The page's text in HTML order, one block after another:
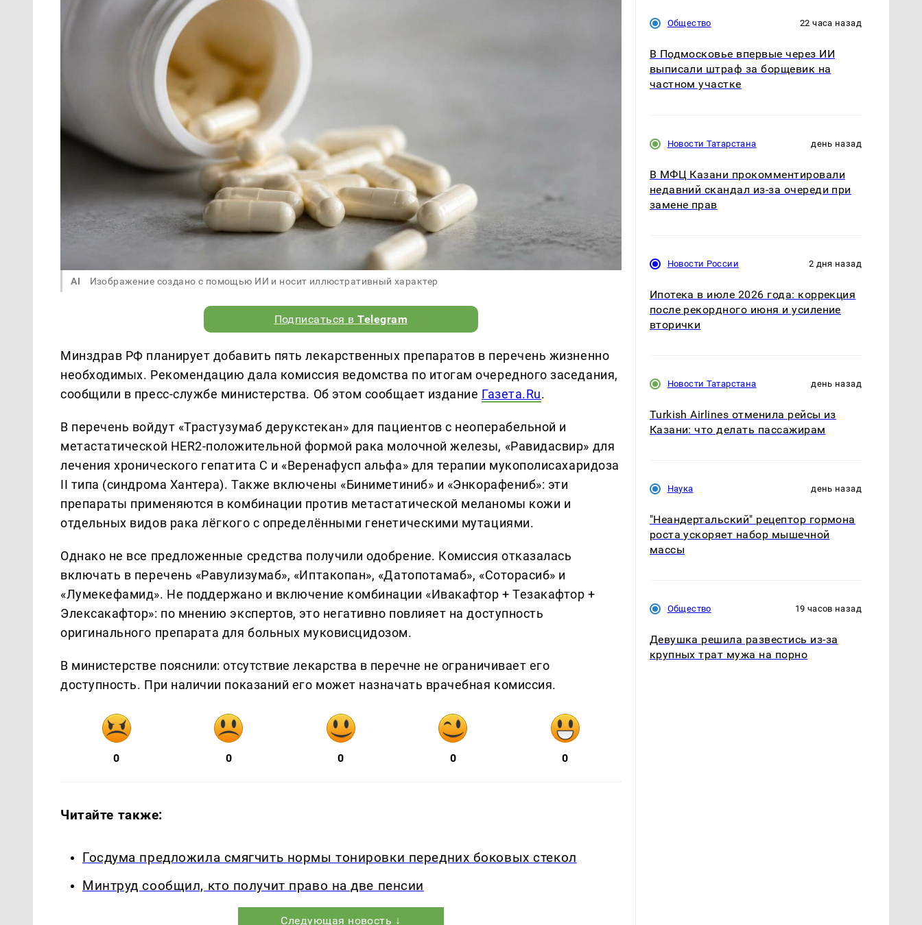
AI Изображение создано с помощью ИИ и носит иллюстративный характер
Подписаться вTelegram
Минздрав РФ планирует добавить пять лекарственных препаратов в перечень жизненно
необходимых. Рекомендацию дала комиссия ведомства по итогам очередного заседания,
сообщили в пресс-службе министерства. Об этом сообщает издание Газета.Ru.
В перечень войдут «Трастузумаб дерукстекан» для пациентов с неоперабельной и
метастатической HER2-положительной формой рака молочной железы, «Равидасвир» для
лечения хронического гепатита С и «Веренафусп альфа» для терапии мукополисахаридоза
II типа (синдрома Хантера). Также включены «Биниметиниб» и «Энкорафениб»: эти
препараты применяются в комбинации против метастатической меланомы кожи и
отдельных видов рака лёгкого с определёнными генетическими мутациями.
Однако не все предложенные средства получили одобрение. Комиссия отказалась
включать в перечень «Равулизумаб», «Иптакопан», «Датопотамаб», «Соторасиб» и
«Лумекефамид». Не поддержано и включение комбинации «Ивакафтор + Тезакафтор +
Элексакафтор»: по мнению экспертов, это негативно повлияет на доступность
оригинального препарата для больных муковисцидозом.
В министерстве пояснили: отсутствие лекарства в перечне не ограничивает его
доступность. При наличии показаний его может назначать врачебная комиссия.
0 0 0 0 0
Читайте также:
Госдума предложила смягчить нормы тонировки передних боковых стекол
Минтруд сообщил, кто получит право на две пенсии
Следующая новость ↓
Общество 22 часа назад
В Подмосковье впервые через ИИ
выписали штраф за борщевик на
частном участке
Новости Татарстана день назад
В МФЦ Казани прокомментировали
недавний скандал из-за очереди при
замене прав
Новости России 2 дня назад
Ипотека в июле 2026 года: коррекция
после рекордного июня и усиление
вторички
Новости Татарстана день назад
Turkish Airlines отменила рейсы из
Казани: что делать пассажирам
Наука день назад
"Неандертальский" рецептор гормона
роста ускоряет набор мышечной
массы
Общество 19 часов назад
Девушка решила развестись из-за
крупных трат мужа на порно